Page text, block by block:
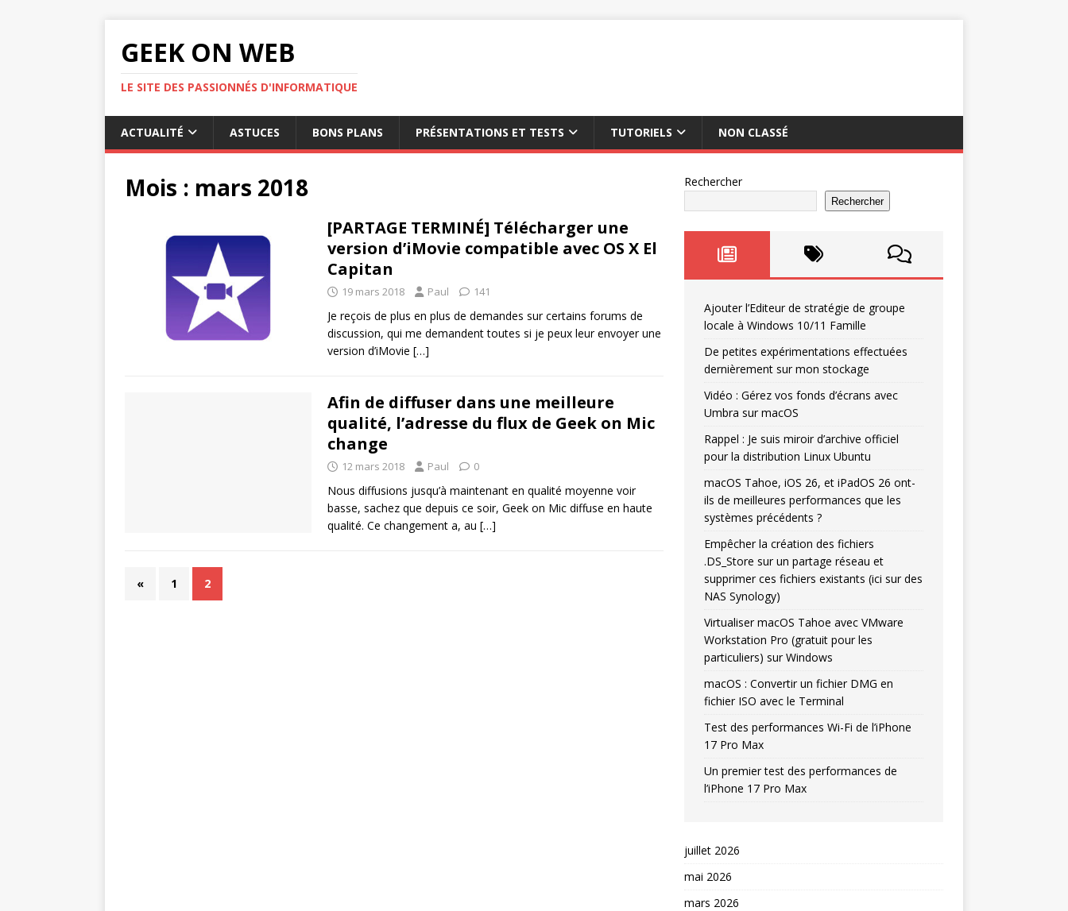
GEEK ON WEB
LE SITE DES PASSIONNÉS D'INFORMATIQUE
ACTUALITÉ ASTUCES BONS PLANS PRÉSENTATIONS ET TESTS TUTORIELS NON CLASSÉ
Mois : mars 2018
[PARTAGE TERMINÉ] Télécharger une
version d’iMovie compatible avec OS X El
Capitan
19 mars 2018 Paul 141
Je reçois de plus en plus de demandes sur certains forums de
discussion, qui me demandent toutes si je peux leur envoyer une
version d’iMovie […]
Afin de diffuser dans une meilleure
qualité, l’adresse du flux de Geek on Mic
change
12 mars 2018 Paul 0
Nous diffusions jusqu’à maintenant en qualité moyenne voir
basse, sachez que depuis ce soir, Geek on Mic diffuse en haute
qualité. Ce changement a, au […]
« 1 2
Rechercher
Rechercher
Ajouter l’Editeur de stratégie de groupe
locale à Windows 10/11 Famille
De petites expérimentations effectuées
dernièrement sur mon stockage
Vidéo : Gérez vos fonds d’écrans avec
Umbra sur macOS
Rappel : Je suis miroir d’archive officiel
pour la distribution Linux Ubuntu
macOS Tahoe, iOS 26, et iPadOS 26 ont-
ils de meilleures performances que les
systèmes précédents ?
Empêcher la création des fichiers
.DS_Store sur un partage réseau et
supprimer ces fichiers existants (ici sur des
NAS Synology)
Virtualiser macOS Tahoe avec VMware
Workstation Pro (gratuit pour les
particuliers) sur Windows
macOS : Convertir un fichier DMG en
fichier ISO avec le Terminal
Test des performances Wi-Fi de l’iPhone
17 Pro Max
Un premier test des performances de
l’iPhone 17 Pro Max
juillet 2026
mai 2026
mars 2026